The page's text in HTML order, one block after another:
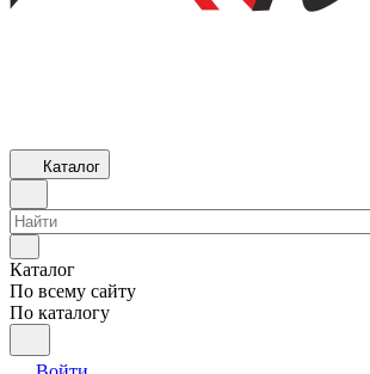
Каталог
Каталог
По всему сайту
По каталогу